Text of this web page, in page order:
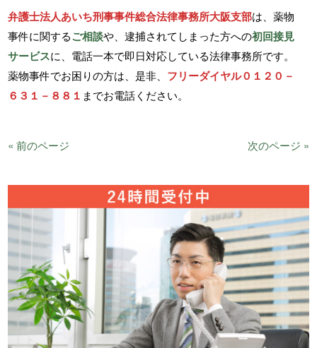
弁護士法人あいち刑事事件総合法律事務所大阪支部は、薬物
事件に関するご相談や、逮捕されてしまった方への初回接見
サービスに、電話一本で即日対応している法律事務所です。
薬物事件でお困りの方は、是非、 フリーダイヤル０１２０－
６３１－８８１ までお電話ください。
« 前のページ 次のページ »